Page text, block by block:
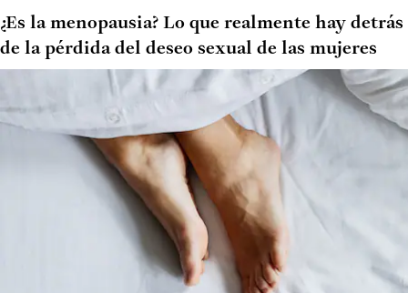
¿Es la menopausia? Lo que realmente hay detrás
de la pérdida del deseo sexual de las mujeres